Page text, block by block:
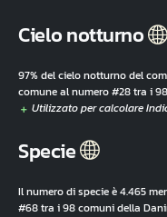
Cielo notturno
97% del cielo notturno del
comune al numero #28 tra i
Specie
Il numero di specie è 4.465
#68 tra i 98 comuni della